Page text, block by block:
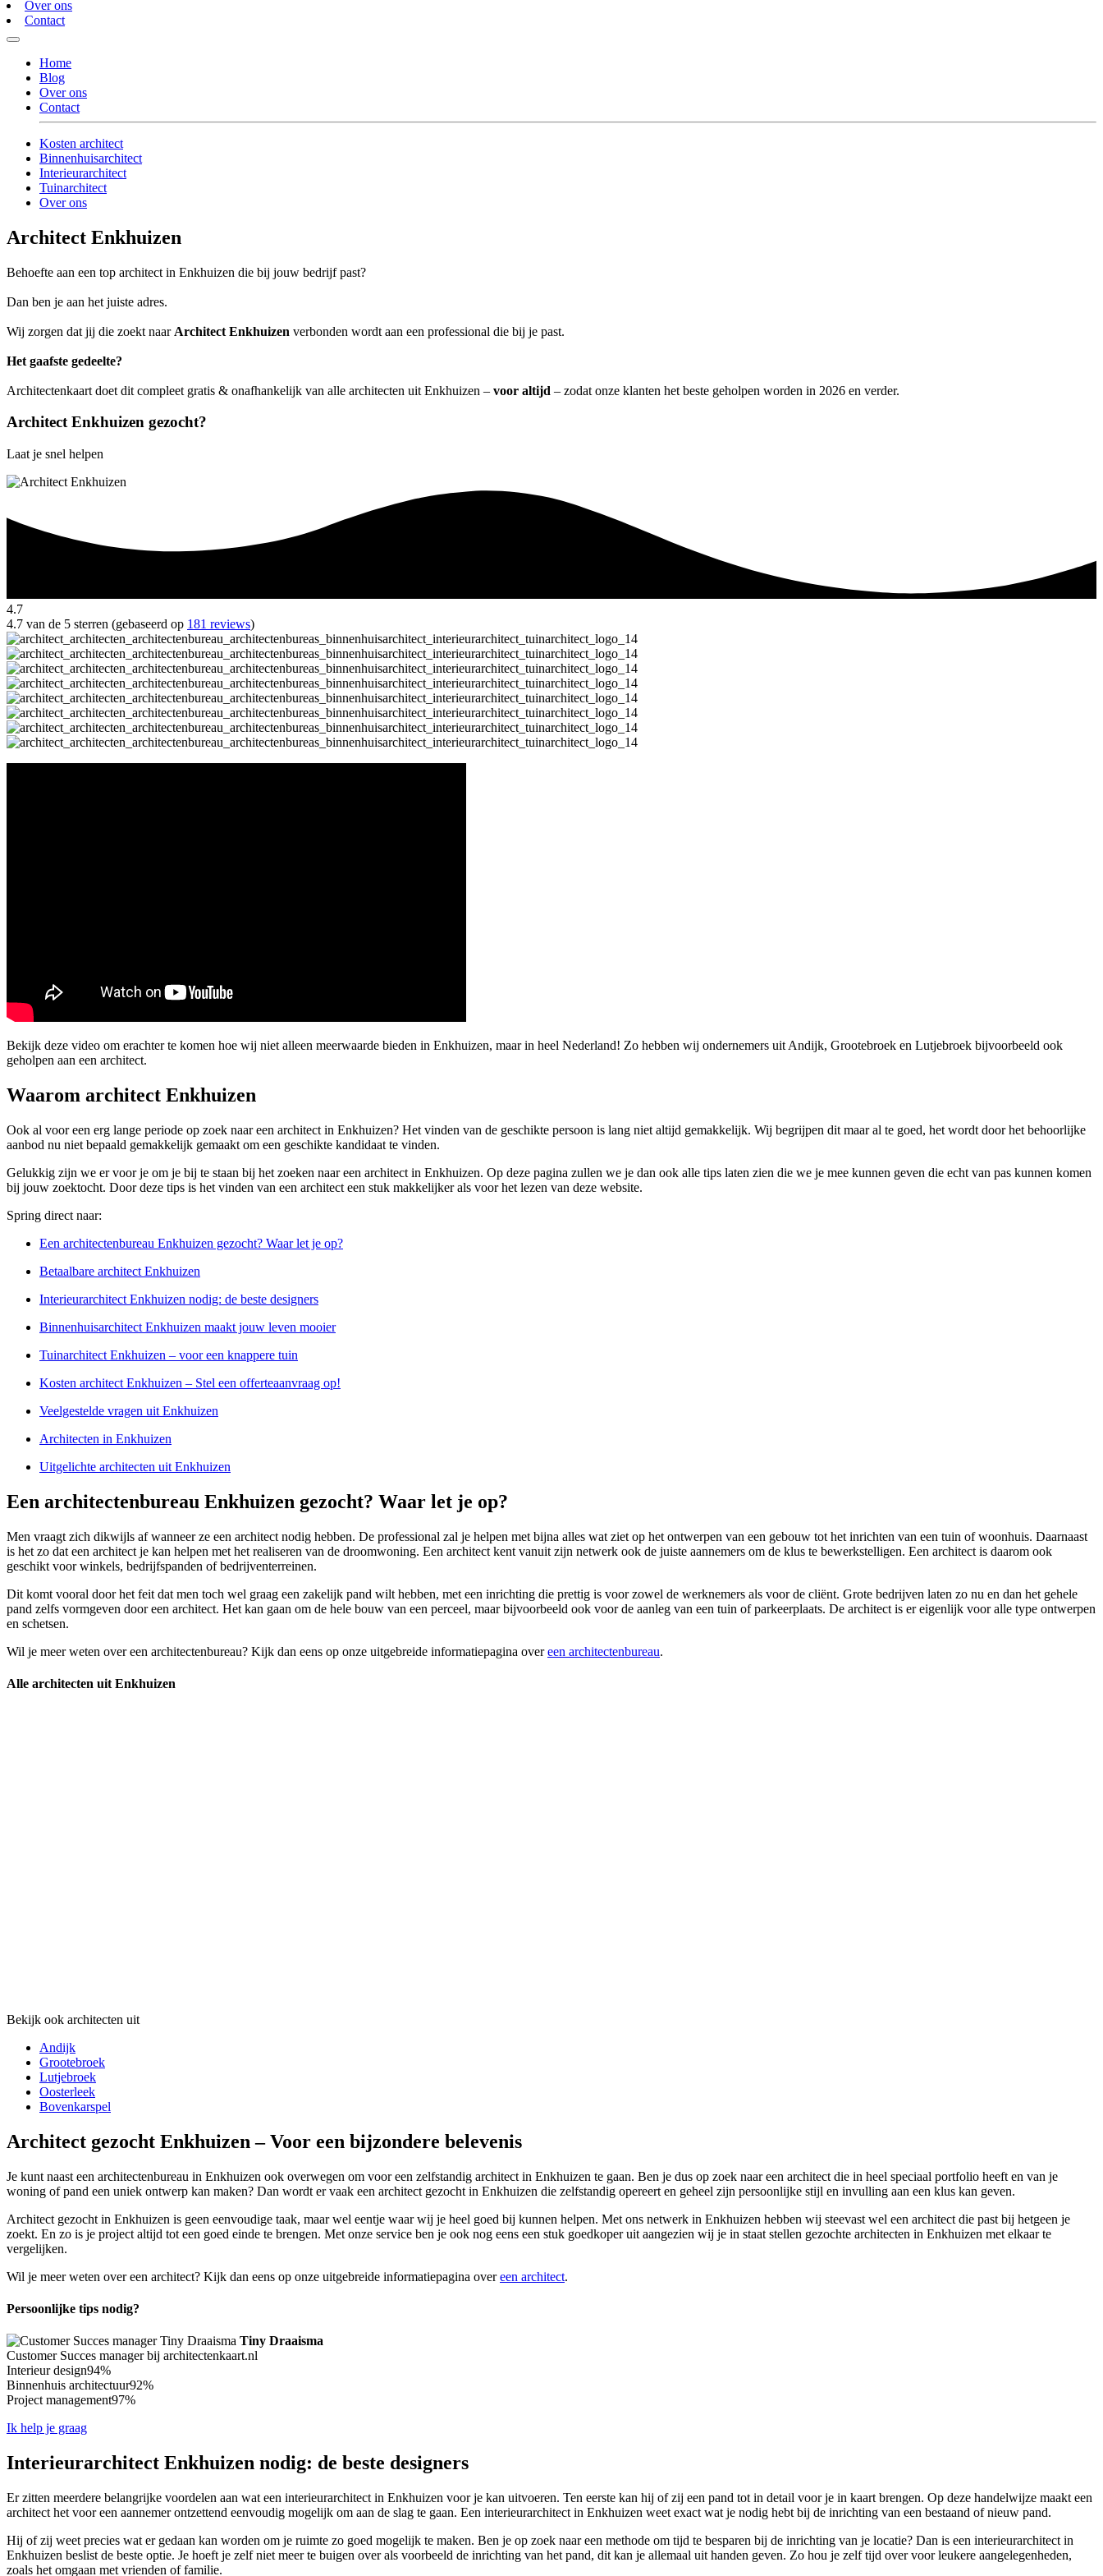
Over ons
Contact
Home
Blog
Over ons
Contact
Kosten architect
Binnenhuisarchitect
Interieurarchitect
Tuinarchitect
Over ons
Architect Enkhuizen
Behoefte aan een top architect in Enkhuizen die bij jouw bedrijf past?
Dan ben je aan het juiste adres.
Wij zorgen dat jij die zoekt naar Architect Enkhuizen verbonden wordt aan een professional die bij je past.
Het gaafste gedeelte?
Architectenkaart doet dit compleet gratis & onafhankelijk van alle architecten uit Enkhuizen – voor altijd – zodat onze klanten het beste geholpen worden in 2026 en verder.
Architect Enkhuizen gezocht?
Laat je snel helpen
4.7
4.7 van de 5 sterren (gebaseerd op 181 reviews)
Bekijk deze video om erachter te komen hoe wij niet alleen meerwaarde bieden in Enkhuizen, maar in heel Nederland! Zo hebben wij ondernemers uit Andijk, Grootebroek en Lutjebroek bijvoorbeeld ook
geholpen aan een architect.
Waarom architect Enkhuizen
Ook al voor een erg lange periode op zoek naar een architect in Enkhuizen? Het vinden van de geschikte persoon is lang niet altijd gemakkelijk. Wij begrijpen dit maar al te goed, het wordt door het behoorlijke
aanbod nu niet bepaald gemakkelijk gemaakt om een geschikte kandidaat te vinden.
Gelukkig zijn we er voor je om je bij te staan bij het zoeken naar een architect in Enkhuizen. Op deze pagina zullen we je dan ook alle tips laten zien die we je mee kunnen geven die echt van pas kunnen komen
bij jouw zoektocht. Door deze tips is het vinden van een architect een stuk makkelijker als voor het lezen van deze website.
Spring direct naar:
Een architectenbureau Enkhuizen gezocht? Waar let je op?
Betaalbare architect Enkhuizen
Interieurarchitect Enkhuizen nodig: de beste designers
Binnenhuisarchitect Enkhuizen maakt jouw leven mooier
Tuinarchitect Enkhuizen – voor een knappere tuin
Kosten architect Enkhuizen – Stel een offerteaanvraag op!
Veelgestelde vragen uit Enkhuizen
Architecten in Enkhuizen
Uitgelichte architecten uit Enkhuizen
Een architectenbureau Enkhuizen gezocht? Waar let je op?
Men vraagt zich dikwijls af wanneer ze een architect nodig hebben. De professional zal je helpen met bijna alles wat ziet op het ontwerpen van een gebouw tot het inrichten van een tuin of woonhuis. Daarnaast
is het zo dat een architect je kan helpen met het realiseren van de droomwoning. Een architect kent vanuit zijn netwerk ook de juiste aannemers om de klus te bewerkstelligen. Een architect is daarom ook
geschikt voor winkels, bedrijfspanden of bedrijventerreinen.
Dit komt vooral door het feit dat men toch wel graag een zakelijk pand wilt hebben, met een inrichting die prettig is voor zowel de werknemers als voor de cliënt. Grote bedrijven laten zo nu en dan het gehele
pand zelfs vormgeven door een architect. Het kan gaan om de hele bouw van een perceel, maar bijvoorbeeld ook voor de aanleg van een tuin of parkeerplaats. De architect is er eigenlijk voor alle type ontwerpen
en schetsen.
Wil je meer weten over een architectenbureau? Kijk dan eens op onze uitgebreide informatiepagina overeen architectenbureau.
Alle architecten uit Enkhuizen
Bekijk ook architecten uit
Andijk
Grootebroek
Lutjebroek
Oosterleek
Bovenkarspel
Architect gezocht Enkhuizen – Voor een bijzondere belevenis
Je kunt naast een architectenbureau in Enkhuizen ook overwegen om voor een zelfstandig architect in Enkhuizen te gaan. Ben je dus op zoek naar een architect die in heel speciaal portfolio heeft en van je
woning of pand een uniek ontwerp kan maken? Dan wordt er vaak een architect gezocht in Enkhuizen die zelfstandig opereert en geheel zijn persoonlijke stijl en invulling aan een klus kan geven.
Architect gezocht in Enkhuizen is geen eenvoudige taak, maar wel eentje waar wij je heel goed bij kunnen helpen. Met ons netwerk in Enkhuizen hebben wij steevast wel een architect die past bij hetgeen je
zoekt. En zo is je project altijd tot een goed einde te brengen. Met onze service ben je ook nog eens een stuk goedkoper uit aangezien wij je in staat stellen gezochte architecten in Enkhuizen met elkaar te
vergelijken.
Wil je meer weten over een architect? Kijk dan eens op onze uitgebreide informatiepagina overeen architect.
Persoonlijke tips nodig?
Tiny Draaisma
Customer Succes manager bij architectenkaart.nl
Interieur design94%
Binnenhuis architectuur92%
Project management97%
Ik help je graag
Interieurarchitect Enkhuizen nodig: de beste designers
Er zitten meerdere belangrijke voordelen aan wat een interieurarchitect in Enkhuizen voor je kan uitvoeren. Ten eerste kan hij of zij een pand tot in detail voor je in kaart brengen. Op deze handelwijze maakt een
architect het voor een aannemer ontzettend eenvoudig mogelijk om aan de slag te gaan. Een interieurarchitect in Enkhuizen weet exact wat je nodig hebt bij de inrichting van een bestaand of nieuw pand.
Hij of zij weet precies wat er gedaan kan worden om je ruimte zo goed mogelijk te maken. Ben je op zoek naar een methode om tijd te besparen bij de inrichting van je locatie? Dan is een interieurarchitect in
Enkhuizen beslist de beste optie. Je hoeft je zelf niet meer te buigen over als voorbeeld de inrichting van het pand, dit kan je allemaal uit handen geven. Zo hou je zelf tijd over voor leukere aangelegenheden,
zoals het omgaan met vrienden of familie.